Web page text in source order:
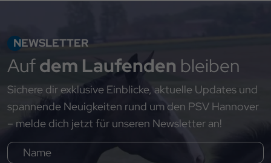
NEWSLETTER
Aufdem Laufenden bleiben
Sichere dir exklusive Einblicke, aktuelle Updates und
spannende Neuigkeiten rund um den PSV Hannover
– melde dich jetzt für unseren Newsletter an!